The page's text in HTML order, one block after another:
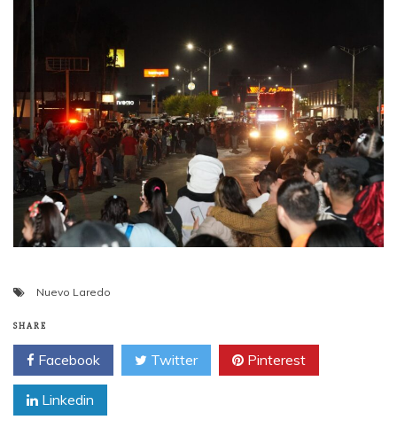
Nuevo Laredo
SHARE
Facebook Twitter Pinterest
Linkedin